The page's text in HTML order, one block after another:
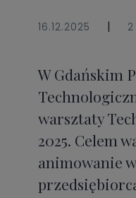
16.12.2025 |
W Gdańskim
warsztaty
2025. Celem
animowanie